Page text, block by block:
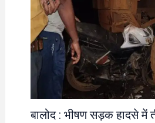
बालोद : भीषण सड़क हादसे में